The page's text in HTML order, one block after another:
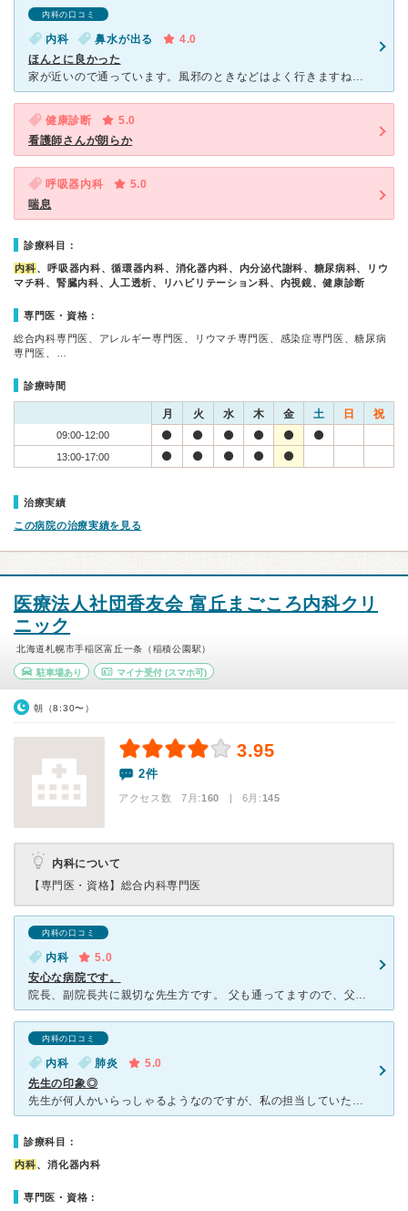
内科の口コミ
内科 鼻水が出る
4.0
ほんとに良かった
家が近いので通っています。風邪のときなどはよく行きますね。胃カメラもここでお願いしました。 待ち時間は遅すぎず、早すぎずといったところでしょうか。 先生もそうですが、診察前の看護師さんと話
健康診断
5.0
看護師さんが朗らか
呼吸器内科
5.0
喘息
診療科目：
内科、呼吸器内科、循環器内科、消化器内科、内分泌代謝科、糖尿病科、リウ
マチ科、腎臓内科、人工透析、リハビリテーション科、内視鏡、健康診断
専門医・資格：
総合内科専門医、アレルギー専門医、リウマチ専門医、感染症専門医、糖尿病
専門医、…
診療時間
月 火 水 木 金 土 日 祝
09:00-12:00
13:00-17:00
治療実績
この病院の治療実績を見る
医療法人社団香友会 富丘まごころ内科クリ
ニック
北海道札幌市手稲区富丘一条（稲積公園駅）
駐車場あり マイナ受付(スマホ可)
朝（8:30〜）
3.95
2件
アクセス数 7月:160 | 6月:145
内科について
【専門医・資格】 総合内科専門医
内科の口コミ
内科
5.0
安心な病院です。
院長、副院長共に親切な先生方です。 父も通ってますので、父は院長先生が見てくれています。 父は脳外科にも通っていて顔色が悪く、そちらの病院に 電話をして状態を話したら大丈夫言われましたが 心配
内科の口コミ
内科 肺炎
5.0
先生の印象◎
先生が何人かいらっしゃるようなのですが、私の担当していただいた先生はとても親切でした。 肺炎にかかった際に、こちらの病院に点滴の目的で毎日通ったのですが 特に待ち時間も気にならない程度で、検査
診療科目：
内科、消化器内科
専門医・資格：